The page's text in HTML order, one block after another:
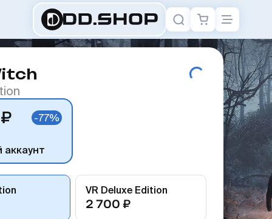
-77%
аккаунт
VR Deluxe Edition
2 700 ₽